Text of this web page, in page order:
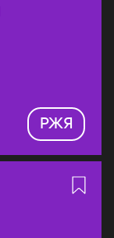
РЖЯ